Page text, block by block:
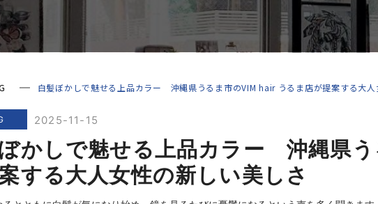
白髪ぼかしで魅せる上品カラー 沖縄県うるま市のVIM hair うるま店が提案する大人
2025-11-15
かしで魅せる上品カラー 沖縄県
する大人女性の新しい美しさ